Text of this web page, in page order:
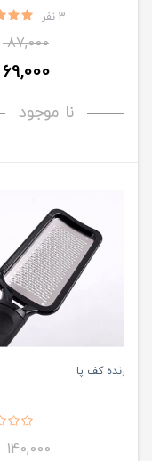
3 نفر
87,000
69,000
نا موجود
رنده کف پا
140,000